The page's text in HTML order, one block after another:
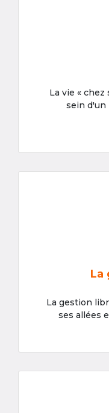
La vie « chez
sein d'un
La
La gestion
ses allées